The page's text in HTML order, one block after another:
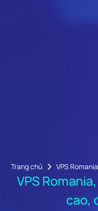
Trang chủ VPS
VPS
cao,